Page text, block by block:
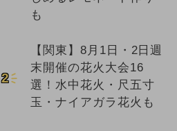
も
2
【関東】8月1日・2日週
末開催の花火大会16
選！水中花火・尺五寸
玉・ナイアガラ花火も